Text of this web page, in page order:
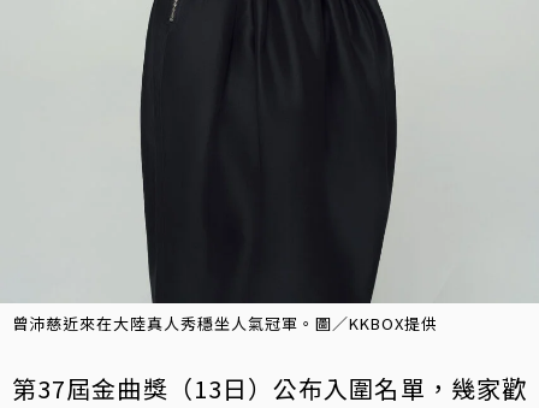
曾沛慈近來在大陸真人秀穩坐人氣冠軍。圖／KKBOX提供
第37屆金曲獎（13日）公布入圍名單，幾家歡